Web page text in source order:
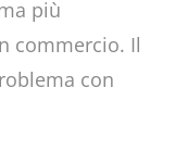
più
commercio. Il
con